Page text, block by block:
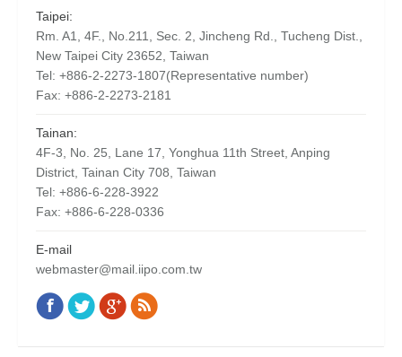
Taipei:
Rm. A1, 4F., No.211, Sec. 2, Jincheng Rd., Tucheng Dist.,
New Taipei City 23652, Taiwan
Tel: +886-2-2273-1807(Representative number)
Fax: +886-2-2273-2181
Tainan:
4F-3, No. 25, Lane 17, Yonghua 11th Street, Anping
District, Tainan City 708, Taiwan
Tel: +886-6-228-3922
Fax: +886-6-228-0336
E-mail
webmaster@mail.iipo.com.tw
Find us on:
Facebook
TwitterGoogle+
Rss